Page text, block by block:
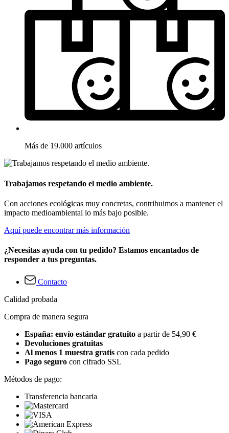
Más de 19.000 artículos
Trabajamos respetando el medio ambiente.
Con acciones ecológicas muy concretas, contribuimos a mantener el
impacto medioambiental lo más bajo posible.
Aquí puede encontrar más información
¿Necesitas ayuda con tu pedido? Estamos encantados de
responder a tus preguntas.
Contacto
Calidad probada
Compra de manera segura
España: envío estándar gratuito a partir de 54,90 €
Devoluciones gratuitas
Al menos 1 muestra gratis con cada pedido
Pago seguro con cifrado SSL
Métodos de pago:
Transferencia bancaria